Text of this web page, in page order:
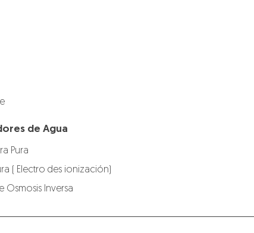
de Agua
Pura
( Electro des ionización)
Osmosis Inversa